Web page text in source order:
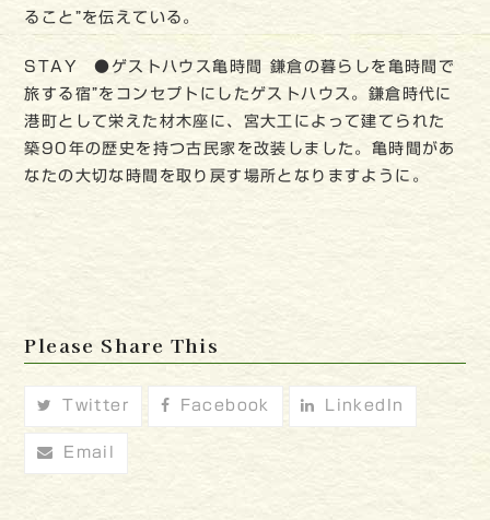
ること”を伝えている。
STAY ●ゲストハウス亀時間 鎌倉の暮らしを亀時間で
旅する宿”をコンセプトにしたゲストハウス。鎌倉時代に
港町として栄えた材木座に、宮大工によって建てられた
築90年の歴史を持つ古民家を改装しました。亀時間があ
なたの大切な時間を取り戻す場所となりますように。
Please Share This
Twitter Facebook LinkedIn
Email